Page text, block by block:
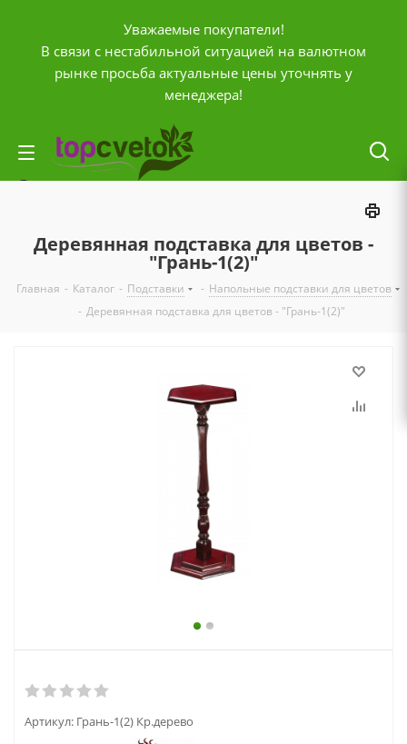
Уважаемые покупатели!
В связи с нестабильной ситуацией на валютном
рынке просьба актуальные цены уточнять у
менеджера!
Отложенные
0
Сравнение товаров
0
ПН-ПТ с10:00 до 20:00
Деревянная подставка для цветов -
"Грань-1(2)"
Главная - Каталог - Подставки - Напольные подставки для цветов
- Деревянная подставка для цветов - "Грань-1(2)"
Артикул: Грань-1(2) Кр.дерево